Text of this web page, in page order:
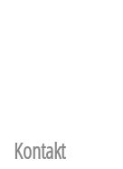
Kontakt